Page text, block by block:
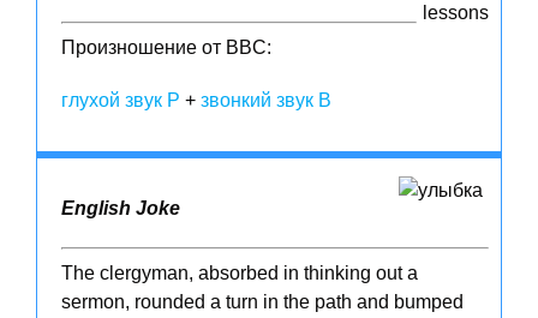
Произношение от BBC:
глухой звук P + звонкий звук B
English Joke
The clergyman, absorbed in thinking out a
sermon, rounded a turn in the path and bumped